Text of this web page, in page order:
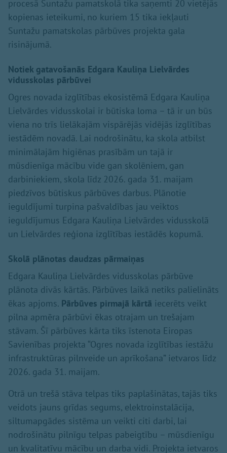
procesā Suntažu pamatskolā tika saņemti 20 vietējās
kopienas ieteikumi, no kuriem 15 tika iekļauti
Suntažu pamatskolas pārbūves projekta gala
risinājumā.
Notiek gatavošanās Edgara Kauliņa Lielvārdes
vidusskolas pārbūvei
Ogres novada izglītības ekosistēmā Edgara Kauliņa
Lielvārdes vidusskolai ir būtiska loma – tā ir un būs
viena no trīs lielākajām vispārējās vidējās izglītības
iestādēm novadā. Lai nodrošinātu, ka skola atbilst
minimālajām higiēnas prasībām un tajā ir
mūsdienīga mācību vide gan skolēniem, gan
darbiniekiem, skola līdz 2026. gada 31. maijam
piedzīvos būtiskus pārbūves darbus. Plānotie
ieguldījumi turpina pašvaldības jau veiktos
ieguldījumus Edgara Kauliņa Lielvārdes vidusskolā
un Lielvārdes reģiona izglītības iestādēs kopumā.
Skolā plānotas daudzas pārmaiņas
Edgara Kauliņa Lielvārdes vidusskolas pārbūve
plānota divās kārtās. Pārbūves laikā netiks palielināts
ēkas apjoms. Pārbūves pirmajā kārtā iecerēts veikt
pilna apmēra pārbūvi ēkas otrajam un trešajam
stāvam. Šī pārbūves kārta tiks īstenota Eiropas
Savienības projekta “Ogres novada izglītības iestāžu
infrastruktūras pilnveide un aprīkošana” ietvaros līdz
2026. gada 31. maijam.
Otrā un trešā stāva telpas tiks paplašinātas, tajās tiks
veidots jauns grīdas segums, elektroinstalācija,
siltumapgādes sistēma un veikti citi darbi, lai
nodrošinātu pilnīgu telpas pabeigtību – mūsdienīgu
un kvalitatīvu mācību un darba vidi. Projekta ietvaros